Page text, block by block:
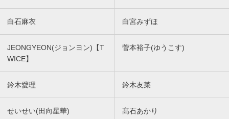
白石麻衣 白宮みずほ
JEONGYEON(ジョンヨン)【T
WICE】
菅本裕子(ゆうこす)
鈴木愛理 鈴木友菜
せいせい(田向星華) 髙石あかり